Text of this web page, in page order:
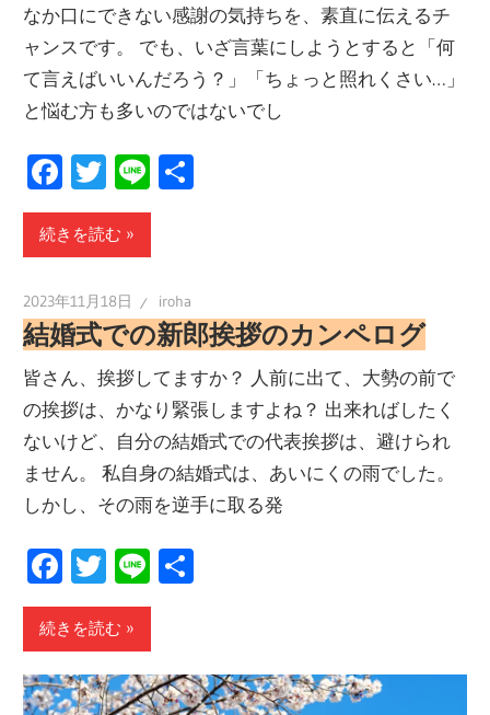
なか口にできない感謝の気持ちを、素直に伝えるチ
ャンスです。 でも、いざ言葉にしようとすると「何
て言えばいいんだろう？」「ちょっと照れくさい…」
と悩む方も多いのではないでし
Facebook
Twitter
Line
続きを読む
2023年11月18日 iroha
結婚式での新郎挨拶のカンペログ
皆さん、挨拶してますか？ 人前に出て、大勢の前で
の挨拶は、かなり緊張しますよね？ 出来ればしたく
ないけど、自分の結婚式での代表挨拶は、避けられ
ません。 私自身の結婚式は、あいにくの雨でした。
しかし、その雨を逆手に取る発
Facebook
Twitter
Line
続きを読む